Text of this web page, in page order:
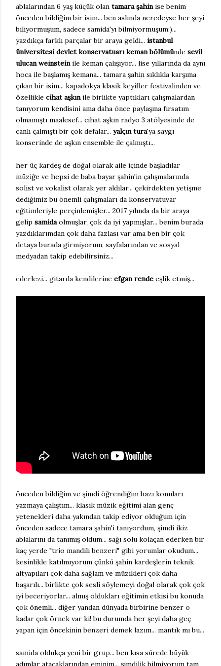
ablalarından 6 yaş küçük olan tamara şahinise benim
önceden bildiğim bir isim... ben aslında neredeyse her şeyi
biliyormuşum, sadece samida'yı bilmiyormuşum:)...
yazdıkça farklı parçalar bir araya geldi... istanbul
üniversitesi devlet konservatuarı keman bölümünde sevil
ulucan weinsteinile keman çalışıyor... lise yıllarında da aynı
hoca ile başlamış kemana... tamara şahin sıklıkla karşıma
çıkan bir isim... kapadokya klasik keyifler festivalinden ve
özellikle cihat aşkınile birlikte yaptıkları çalışmalardan
tanıyorum kendisini ama daha önce paylaşma fırsatım
olmamıştı maalesef... cihat aşkın radyo 3 atölyesinde de
canlı çalmıştı bir çok defalar... yalçın tura'ya saygı
konserinde de aşkın ensemble ile çalmıştı...
her üç kardeş de doğal olarak aile içinde başladılar
müziğe ve hepsi de baba bayar şahin'in çalışmalarında
solist ve vokalist olarak yer aldılar... çekirdekten yetişme
dediğimiz bu önemli çalışmaları da konservatuvar
eğitimleriyle perçinlemişler... 2017 yılında da bir araya
gelip samidaolmuşlar, çok da iyi yapmışlar... benim burada
yazdıklarımdan çok daha fazlası var ama ben bir çok
detaya burada girmiyorum, sayfalarından ve sosyal
medyadan takip edebilirsiniz...
ederlezi... gitarda kendilerine efgan rende eşlik etmiş...
önceden bildiğim ve şimdi öğrendiğim bazı konuları
yazmaya çalıştım... klasik müzik eğitimi alan genç
yetenekleri daha yakından takip ediyor olduğum için
önceden sadece tamara şahin'i tanıyordum, şimdi ikiz
ablalarını da tanımış oldum... sağı solu kolaçan ederken bir
kaç yerde "trio mandili benzeri" gibi yorumlar okudum...
kesinlikle katılmıyorum çünkü şahin kardeşlerin teknik
altyapıları çok daha sağlam ve müzikleri çok daha
başarılı... birlikte çok sesli söylemeyi doğal olarak çok çok
iyi beceriyorlar... almış oldukları eğitimin etkisi bu konuda
çok önemli... diğer yandan dünyada birbirine benzer o
kadar çok örnek var ki! bu durumda her şeyi daha geç
yapan için öncekinin benzeri demek lazım... mantık mı bu...
samida oldukça yeni bir grup... ben kısa sürede büyük
adımlar atacaklarından eminim... şimdilik bilmiyorum tam